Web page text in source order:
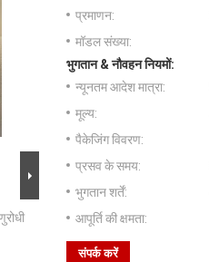
प्रमाणन:
मॉडल संख्या:
भुगतान & नौवहन नियमों:
न्यूनतम आदेश मात्रा:
मूल्य:
पैकेजिंग विवरण:
प्रसव के समय:
भुगतान शर्तें:
आपूर्ति की क्षमता:
संपर्क करें